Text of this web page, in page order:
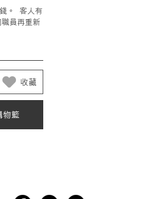
。 客人有
員再重新
收藏
物籃